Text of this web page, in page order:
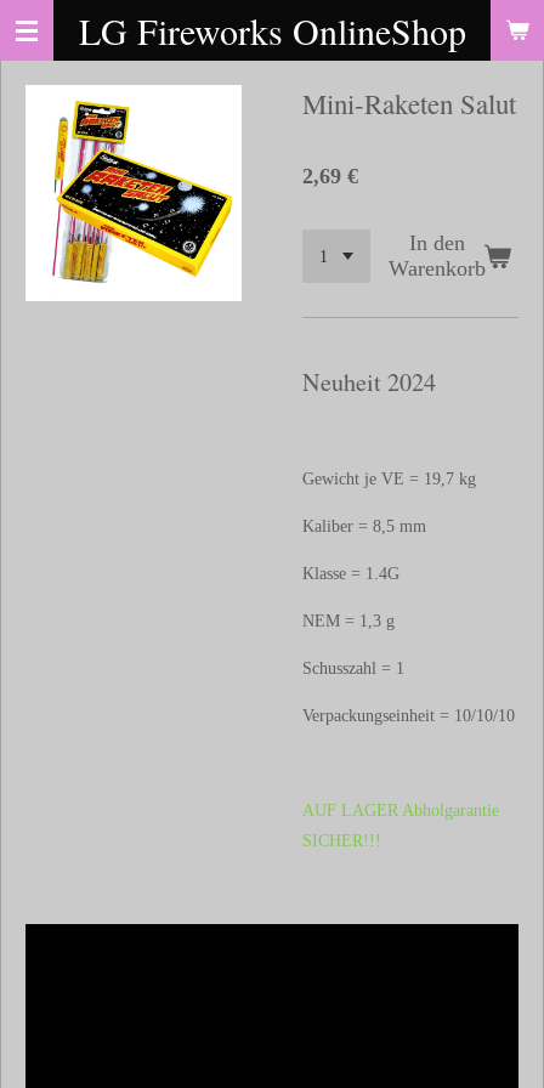
Zum
springen
LG Fireworks OnlineShop
Mini-Raketen Salut
2,69 €
In den
Warenkorb
Neuheit 2024
Gewicht je VE = 19,7 kg
Kaliber = 8,5 mm
Klasse = 1.4G
NEM = 1,3 g
Schusszahl = 1
Verpackungseinheit = 10/10/10
AUF LAGER Abholgarantie
SICHER!!!